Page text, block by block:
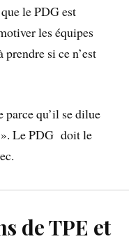
le PDG est
les équipes
prendre si ce n’est
parce qu’il se dilue
Le PDG doit le
de TPE et